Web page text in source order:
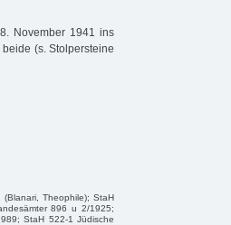
November 1941 ins
(s. Stolpersteine
Theophile); StaH
896 u 2/1925;
StaH 522-1 Jüdische